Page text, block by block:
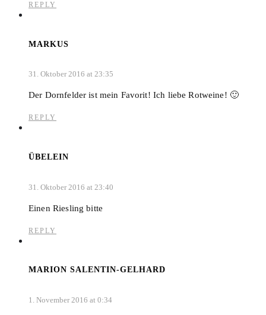
REPLY
MARKUS
31. Oktober 2016 at 23:35
Der Dornfelder ist mein Favorit! Ich liebe Rotweine! 🙂
REPLY
ÜBELEIN
31. Oktober 2016 at 23:40
Einen Riesling bitte
REPLY
MARION SALENTIN-GELHARD
1. November 2016 at 0:34